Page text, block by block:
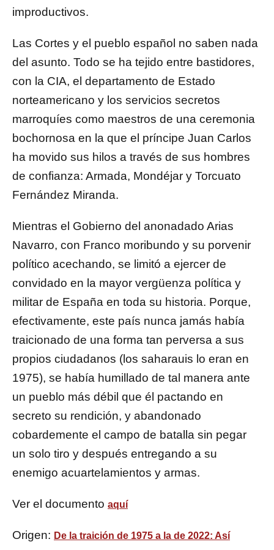
improductivos.
Las Cortes y el pueblo español no saben nada
del asunto. Todo se ha tejido entre bastidores,
con la CIA, el departamento de Estado
norteamericano y los servicios secretos
marroquíes como maestros de una ceremonia
bochornosa en la que el príncipe Juan Carlos
ha movido sus hilos a través de sus hombres
de confianza: Armada, Mondéjar y Torcuato
Fernández Miranda.
Mientras el Gobierno del anonadado Arias
Navarro, con Franco moribundo y su porvenir
político acechando, se limitó a ejercer de
convidado en la mayor vergüenza política y
militar de España en toda su historia. Porque,
efectivamente, este país nunca jamás había
traicionado de una forma tan perversa a sus
propios ciudadanos (los saharauis lo eran en
1975), se había humillado de tal manera ante
un pueblo más débil que él pactando en
secreto su rendición, y abandonado
cobardemente el campo de batalla sin pegar
un solo tiro y después entregando a su
enemigo acuartelamientos y armas.
Ver el documento aquí
Origen: De la traición de 1975 a la de 2022: Así